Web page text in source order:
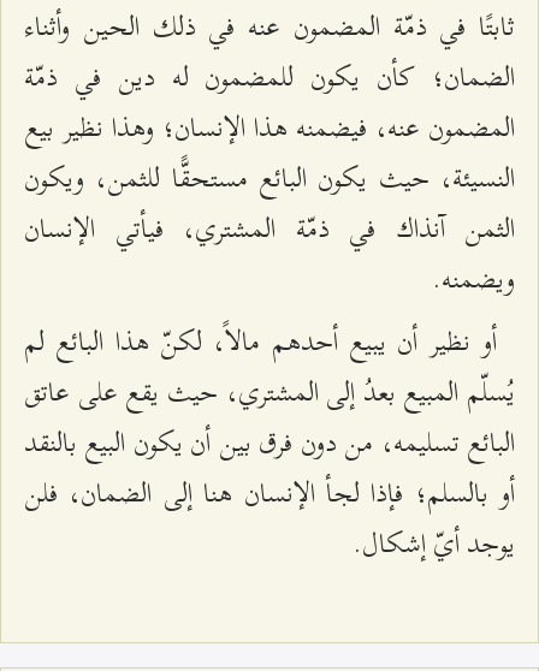
ثابتًا في ذمّة المضمون عنه في ذلك الحين وأثناء
الضمان؛ كأن يكون للمضمون له دين في ذمّة
المضمون عنه، فيضمنه هذا الإنسان؛ وهذا نظير بيع
النسيئة، حيث يكون البائع مستحقًّا للثمن، ويكون
الثمن آنذاك في ذمّة المشتري، فيأتي الإنسان
ويضمنه.
أو نظير أن يبيع أحدهم مالاً، لكنّ هذا البائع لم
يُسلّم المبيع بعدُ إلى المشتري، حيث يقع على عاتق
البائع تسليمه، من دون فرق بين أن يكون البيع بالنقد
أو بالسلم؛ فإذا لجأ الإنسان هنا إلى الضمان، فلن
يوجد أيّ إشكال.